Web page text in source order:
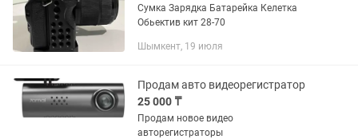
Сумка Зарядка Батарейка Келетка
Обьектив кит 28-70
Шымкент, 19 июля
Продам авто видеорегистратор
25 000 ₸
Продам новое видео
авторегистраторы